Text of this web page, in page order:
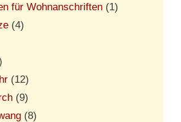
für Wohnanschriften (1)
(4)
(12)
(9)
(8)